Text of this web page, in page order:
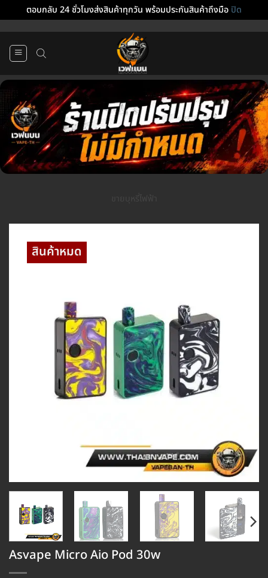
ตอบกลับ 24 ชั่วโมงส่งสินค้าทุกวัน พร้อมประกันสินค้าถึงมือปิด
Asvape Micro Aio Pod 30w